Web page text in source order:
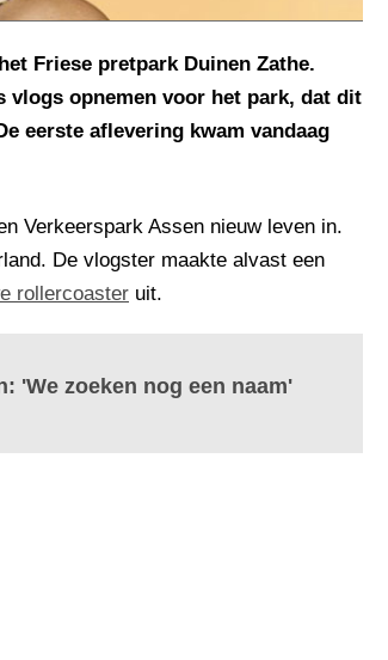
Friese pretpark Duinen Zathe.
vlogs opnemen voor het park, dat dit
eerste aflevering kwam vandaag
Verkeerspark Assen nieuw leven in.
De vlogster maakte alvast een
rollercoaster uit.
'We zoeken nog een naam'